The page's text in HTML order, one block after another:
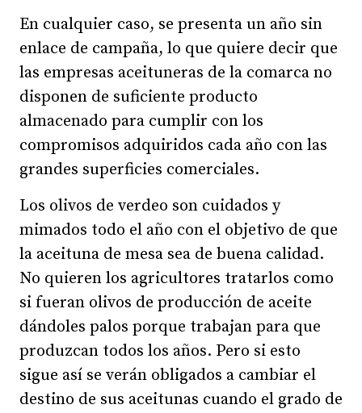
En cualquier caso, se presenta un año sin
enlace de campaña, lo que quiere decir que
las empresas aceituneras de la comarca no
disponen de suficiente producto
almacenado para cumplir con los
compromisos adquiridos cada año con las
grandes superficies comerciales.
Los olivos de verdeo son cuidados y
mimados todo el año con el objetivo de que
la aceituna de mesa sea de buena calidad.
No quieren los agricultores tratarlos como
si fueran olivos de producción de aceite
dándoles palos porque trabajan para que
produzcan todos los años. Pero si esto
sigue así se verán obligados a cambiar el
destino de sus aceitunas cuando el grado de